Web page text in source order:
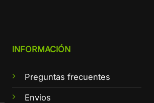
INFORMACIÓN
Preguntas frecuentes
Envíos